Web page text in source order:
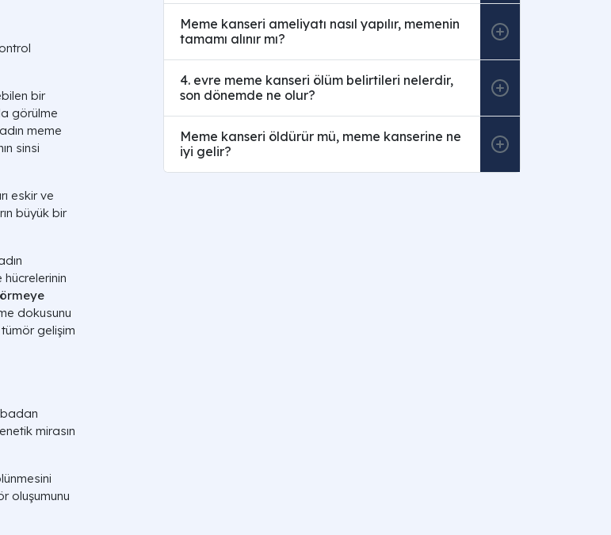
bir
görülme
meme
sinsi
eskir ve
büyük bir
dokusunu
gelişim
mirasın
oluşumunu
Meme kanseri ameliyatı nasıl yapılır, memenin
tamamı alınır mı?
4. evre meme kanseri ölüm belirtileri nelerdir,
son dönemde ne olur?
Meme kanseri öldürür mü, meme kanserine ne
iyi gelir?